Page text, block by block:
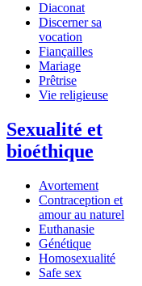
Diaconat
Discerner sa
vocation
Fiançailles
Mariage
Prêtrise
Vie religieuse
Sexualité et
bioéthique
Avortement
Contraception et
amour au naturel
Euthanasie
Génétique
Homosexualité
Safe sex